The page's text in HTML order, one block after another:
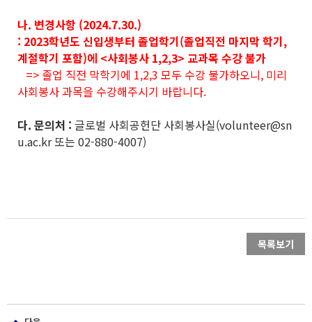
나. 변경사항 (2024.7.30.)
: 2023학년도 신입생부터 졸업학기(졸업직전 마지막 학기,
계절학기 포함)에 <사회봉사 1,2,3> 교과목 수강 불가
=> 졸업 직전 막학기에 1,2,3 모두 수강 불가하오니, 미리
사회봉사 과목을 수강해주시기 바랍니다.
다. 문의처 : 글로벌 사회공헌단 사회봉사실(volunteer@sn
u.ac.kr 또는 02-880-4007)
목록보기